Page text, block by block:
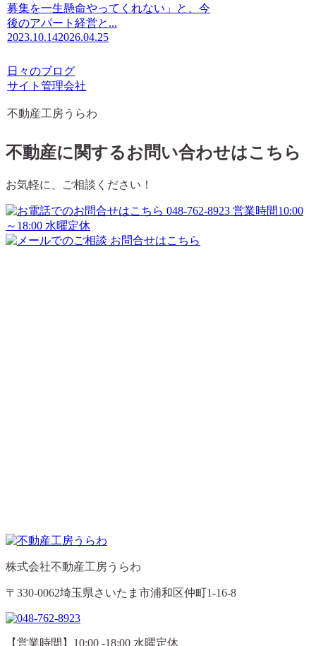
募集を一生懸命やってくれない」と、今
後のアパート経営と...
2023.10.142026.04.25
日々のブログ
サイト管理会社
不動産工房うらわ
不動産に関するお問い合わせはこちら
お気軽に、ご相談ください！
株式会社不動産工房うらわ
〒330-0062埼玉県さいたま市浦和区仲町1-16-8
【営業時間】10:00 -18:00 水曜定休